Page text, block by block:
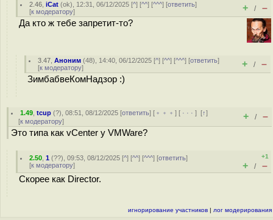
2.46 ,iCat (ok), 12:31, 06/12/2025 [^] [^^] [^^^] [ответить]
[к модератору] + / –
Да кто ж тебе запретит-то?
3.47 ,Аноним (48), 14:40, 06/12/2025 [^] [^^] [^^^] [ответить]
[к модератору] + / –
ЗимбабвеКомНадзор :)
1.49 ,tcup (?), 08:51, 08/12/2025 [ответить] [ ﹢﹢﹢] [ · · ·][↑]
[к модератору] + / –
Это типа как vCenter у VMWare?
2.50 ,1 (??), 09:53, 08/12/2025 [^] [^^] [^^^] [ответить]
[к модератору]
+1
+ / –
Скорее как Director.
игнорирование участников | лог модерирования